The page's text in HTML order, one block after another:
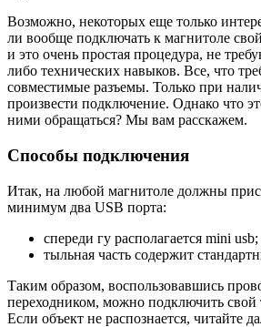
Возможно, некоторых еще только
ли вообще подключать к магнитоле
и это очень простая процедура, не
либо технических навыков. Все, что
совместимые разъемы. Только при
произвести подключение. Однако что
ними обращаться? Мы вам расскажем.
Способы подключения
Итак, на любой магнитоле должны
минимум два USB порта:
спереди гу располагается mini usb;
тыльная часть содержит
Таким образом, воспользовавшись
переходником, можно подключить свой
Если объект не распознается, читайте